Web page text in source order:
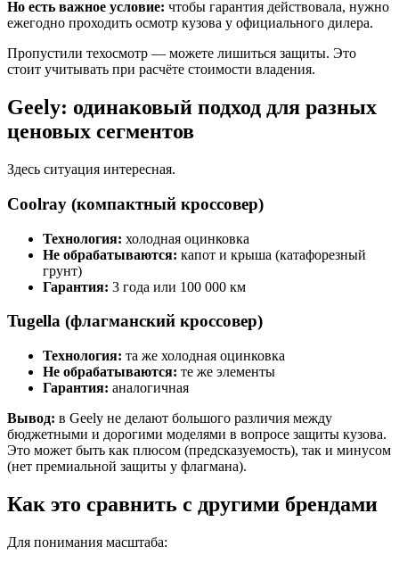
Но есть важное условие: чтобы гарантия действовала, нужно
ежегодно проходить осмотр кузова у официального дилера.
Пропустили техосмотр — можете лишиться защиты. Это
стоит учитывать при расчёте стоимости владения.
Geely: одинаковый подход для разных
ценовых сегментов
Здесь ситуация интересная.
Coolray (компактный кроссовер)
Технология: холодная оцинковка
Не обрабатываются: капот и крыша (катафорезный
грунт)
Гарантия: 3 года или 100 000 км
Tugella (флагманский кроссовер)
Технология: та же холодная оцинковка
Не обрабатываются: те же элементы
Гарантия: аналогичная
Вывод: в Geely не делают большого различия между
бюджетными и дорогими моделями в вопросе защиты кузова.
Это может быть как плюсом (предсказуемость), так и минусом
(нет премиальной защиты у флагмана).
Как это сравнить с другими брендами
Для понимания масштаба: